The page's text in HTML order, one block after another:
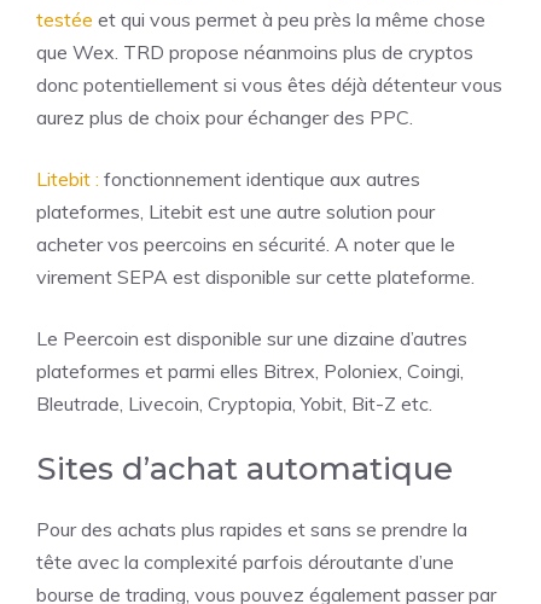
testée et qui vous permet à peu près la même chose
que Wex. TRD propose néanmoins plus de cryptos
donc potentiellement si vous êtes déjà détenteur vous
aurez plus de choix pour échanger des PPC.
Litebit : fonctionnement identique aux autres
plateformes, Litebit est une autre solution pour
acheter vos peercoins en sécurité. A noter que le
virement SEPA est disponible sur cette plateforme.
Le Peercoin est disponible sur une dizaine d’autres
plateformes et parmi elles Bitrex, Poloniex, Coingi,
Bleutrade, Livecoin, Cryptopia, Yobit, Bit-Z etc.
Sites d’achat automatique
Pour des achats plus rapides et sans se prendre la
tête avec la complexité parfois déroutante d’une
bourse de trading, vous pouvez également passer par